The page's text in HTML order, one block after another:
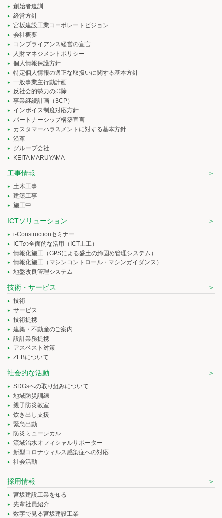
創始者遺訓
経営方針
宮坂建設工業コーポレートビジョン
会社概要
コンプライアンス経営の宣言
人財マネジメントポリシー
個人情報保護方針
特定個人情報の適正な取扱いに関する基本方針
一般事業主行動計画
反社会的勢力の排除
事業継続計画（BCP）
インボイス制度対応方針
パートナーシップ構築宣言
カスタマーハラスメントに対する基本方針
沿革
グループ会社
KEITA MARUYAMA
工事情報
土木工事
建築工事
施工中
ICTソリューション
i-Constructionセミナー
ICTの全面的な活用（ICT土工）
情報化施工（GPSによる盛土の締固め管理システム）
情報化施工（マシンコントロール・マシンガイダンス）
地盤改良管理システム
技術・サービス
技術
サービス
技術提携
建築・不動産のご案内
設計業務提携
アスベスト対策
ZEBについて
社会的な活動
SDGsへの取り組みについて
地域防災訓練
親子防災教室
炊き出し支援
緊急出動
防災ミュージカル
流域治水オフィシャルサポーター
新型コロナウィルス感染症への対応
社会活動
採用情報
宮坂建設工業を知る
先輩社員紹介
数字で見る宮坂建設工業